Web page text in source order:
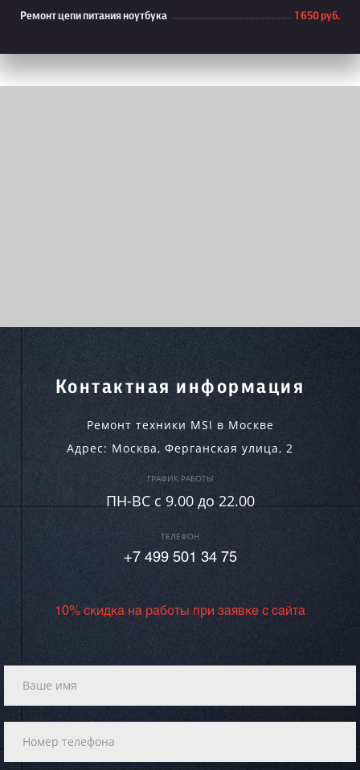
Ремонт цепи питания ноутбука 1 650 руб.
Контактная информация
Ремонт техники MSI в Москве
Адрес: Москва, Ферганская улица, 2
ГРАФИК РАБОТЫ
ПН-ВC c 9.00 до 22.00
ТЕЛЕФОН
+7 499 501 34 75
10% скидка на работы при заявке с сайта